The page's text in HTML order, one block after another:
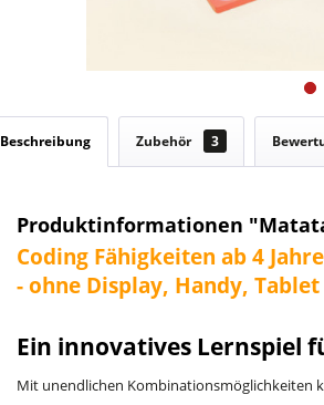
Beschreibung Zubehör 3
Produktinformationen
Coding Fähigkeiten ab 4
- ohne Display, Handy,
Ein innovatives Lernspiel
Mit unendlichen Kombinationsmöglichkeiten